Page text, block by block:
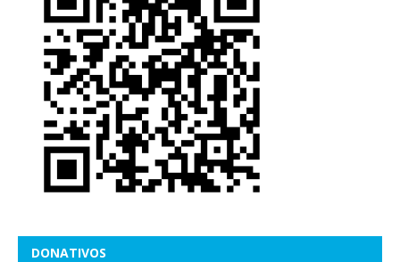
DONATIVOS